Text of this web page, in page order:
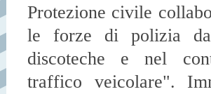
Protezione civile
le forze di polizia
discoteche e nel
traffico veicolare".